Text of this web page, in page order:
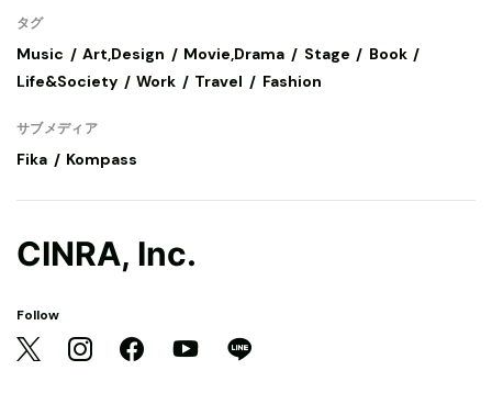
タグ
Music Art,Design Movie,Drama Stage
Book
Life&Society
Work Travel Fashion
サブメディア
Fika Kompass
CINRA, Inc.
Follow